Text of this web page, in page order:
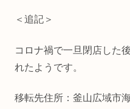
＜追記＞
コロナ禍で一旦閉店した
れたようです。
移転先住所：釜山広域市